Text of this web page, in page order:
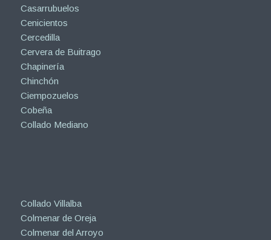
Casarrubuelos
Cenicientos
Cercedilla
Cervera de Buitrago
Chapinería
Chinchón
Ciempozuelos
Cobeña
Collado Mediano
Collado Villalba
Colmenar de Oreja
Colmenar del Arroyo